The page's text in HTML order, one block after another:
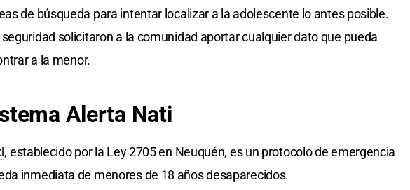
de búsqueda para intentar localizar a la adolescente lo antes posible.
solicitaron a la comunidad aportar cualquier dato que pueda
a la menor.
Alerta Nati
, establecido por la Ley 2705 en Neuquén, es un protocolo de emergencia
inmediata de menores de 18 años desaparecidos.